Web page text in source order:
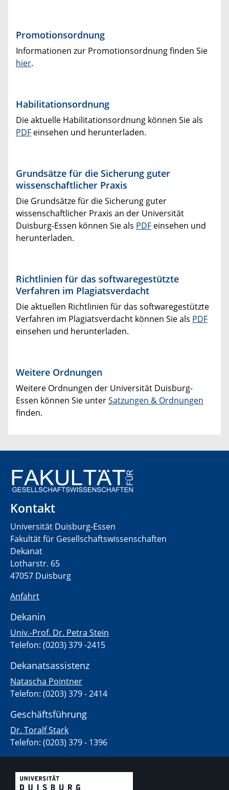
Promotionsordnung
Informationen zur Promotionsordnung finden Sie
hier.
Habilitationsordnung
Die aktuelle Habilitationsordnung können Sie als
PDF einsehen und herunterladen.
Grundsätze für die Sicherung guter
wissenschaftlicher Praxis
Die Grundsätze für die Sicherung guter
wissenschaftlicher Praxis an der Universität
Duisburg-Essen können Sie als PDF einsehen und
herunterladen.
Richtlinien für das softwaregestützte
Verfahren im Plagiatsverdacht
Die aktuellen Richtlinien für das softwaregestützte
Verfahren im Plagiatsverdacht können Sie als PDF
einsehen und herunterladen.
Weitere Ordnungen
Weitere Ordnungen der Universität Duisburg-
Essen können Sie unterSatzungen & Ordnungen
finden.
Kontakt
Universität Duisburg-Essen
Fakultät für Gesellschaftswissenschaften
Dekanat
Lotharstr. 65
47057 Duisburg
Anfahrt
Dekanin
Univ.-Prof. Dr. Petra Stein
Telefon: (0203) 379 -2415
Dekanatsassistenz
Natascha Pointner
Telefon: (0203) 379 - 2414
Geschäftsführung
Dr. Toralf Stark
Telefon: (0203) 379 - 1396